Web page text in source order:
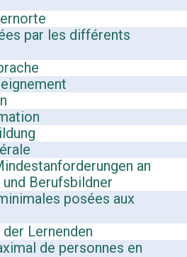
par les différents
an
Berufsbildner
posées aux
Lernenden
de personnes en